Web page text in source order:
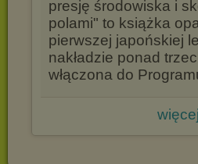
presję środowiska i
polami" to książka
pierwszej japońskiej
nakładzie ponad
włączona do